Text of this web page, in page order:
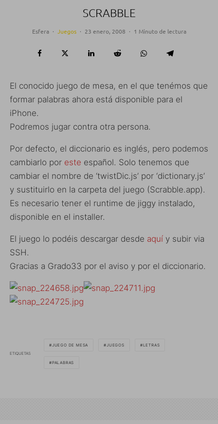
SCRABBLE
Esfera · Juegos · 23 enero, 2008 · 1 Minuto de lectura
El conocido juego de mesa, en el que tenémos que
formar palabras ahora está disponible para el
iPhone.
Podremos jugar contra otra persona.
Por defecto, el diccionario es inglés, pero podemos
cambiarlo por este español. Solo tenemos que
cambiar el nombre de ‘twistDic.js’ por ‘dictionary.js’
y sustituirlo en la carpeta del juego (Scrabble.app).
Es necesario tener el runtime de jiggy instalado,
disponible en el installer.
El juego lo podéis descargar desde aquí y subir via
SSH.
Gracias a Grado33 por el aviso y por el diccionario.
ETIQUETAS
JUEGO DE MESA JUEGOS LETRAS
PALABRAS